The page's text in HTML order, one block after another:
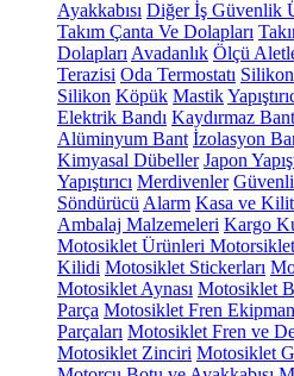
Ayakkabısı Diğer İş Güvenlik
Takım Çanta Ve Dolapları
Dolapları Avadanlık Ölçü
Terazisi Oda Termostatı
Silikon Köpük Mastik
Elektrik Bandı Kaydırmaz Bant
Alüminyum Bant İzolasyon
Kimyasal Dübeller Japon
Yapıştırıcı Merdivenler
Söndürücü Alarm Kasa ve
Ambalaj Malzemeleri Kargo
Motosiklet Ürünleri
Kilidi Motosiklet Stickerları
Motosiklet Aynası Motosiklet
Parça Motosiklet Fren
Parçaları Motosiklet Fren ve
Motosiklet Zinciri Motosiklet